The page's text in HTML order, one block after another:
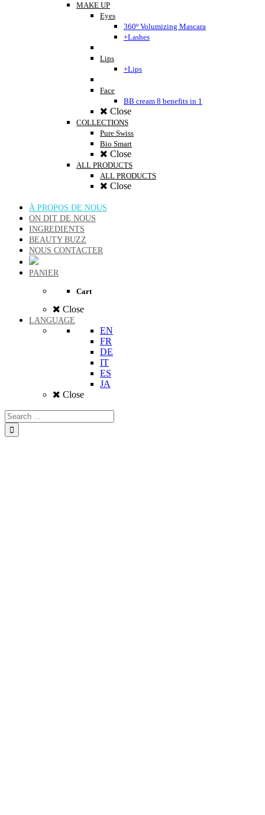
MAKE UP
Eyes
360º Volumizing Mascara
+Lashes
Lips
+Lips
Face
BB cream 8 benefits in 1
Close
COLLECTIONS
Pure Swiss
Bio Smart
Close
ALL PRODUCTS
ALL PRODUCTS
Close
À PROPOS DE NOUS
ON DIT DE NOUS
INGREDIENTS
BEAUTY BUZZ
NOUS CONTACTER
PANIER
Cart
Close
LANGUAGE
EN
FR
DE
IT
ES
JA
Close